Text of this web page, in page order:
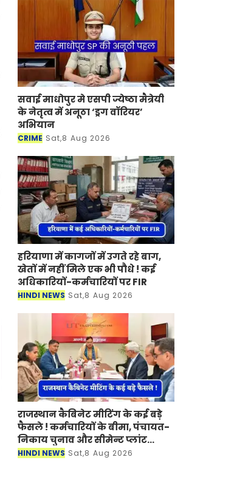
सवाई माधोपुर मे एसपी ज्येष्ठा मैत्रेयी
के नेतृत्व में अनूठा ‘ड्रग वॉरियर’
अभियान
CRIME Sat,8 Aug 2026
हरियाणा में कागजों में उगते रहे बाग,
खेतों में नहीं मिले एक भी पौधे ! कई
अधिकारियों-कर्मचारियों पर FIR
HINDI NEWS Sat,8 Aug 2026
राजस्थान कैबिनेट मीटिंग के कई बड़े
फैसले ! कर्मचारियों के बीमा, पंचायत-
निकाय चुनाव और सीमेन्ट प्लांट
लगाने पर मुहर
HINDI NEWS Sat,8 Aug 2026